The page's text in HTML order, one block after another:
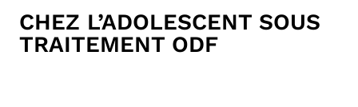
CHEZ L’ADOLESCENT SOUS
TRAITEMENT ODF